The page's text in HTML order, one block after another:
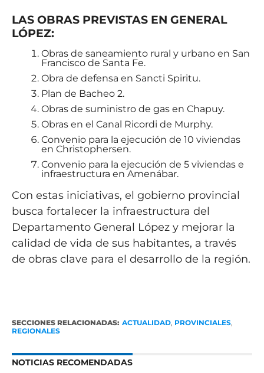
LAS OBRAS PREVISTAS EN GENERAL
LÓPEZ:
Obras de saneamiento rural y urbano en San
Francisco de Santa Fe.
Obra de defensa en Sancti Spiritu.
Plan de Bacheo 2.
Obras de suministro de gas en Chapuy.
Obras en el Canal Ricordi de Murphy.
Convenio para la ejecución de 10 viviendas
en Christophersen.
Convenio para la ejecución de 5 viviendas e
infraestructura en Amenábar.
Con estas iniciativas, el gobierno provincial
busca fortalecer la infraestructura del
Departamento General López y mejorar la
calidad de vida de sus habitantes, a través
de obras clave para el desarrollo de la región.
SECCIONES RELACIONADAS: ACTUALIDAD, PROVINCIALES,
REGIONALES
NOTICIAS RECOMENDADAS